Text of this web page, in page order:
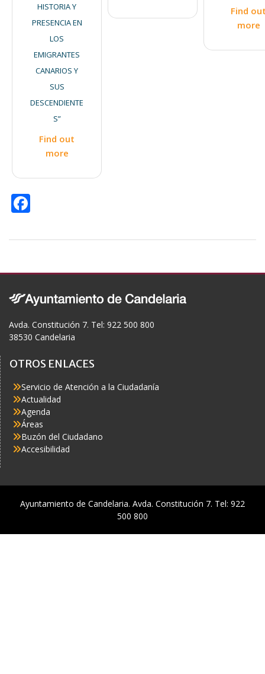
HISTORIA Y
PRESENCIA EN
LOS
EMIGRANTES
CANARIOS Y
SUS
DESCENDIENTE
S”
Find out
more
Find
more
e
o
o
k
Avda. Constitución 7. Tel: 922 500 800
38530 Candelaria
OTROS ENLACES
Servicio de Atención a la Ciudadanía
Actualidad
Agenda
Áreas
Buzón del Ciudadano
Accesibilidad
Ayuntamiento de Candelaria. Avda. Constitución 7. Tel: 922
500 800